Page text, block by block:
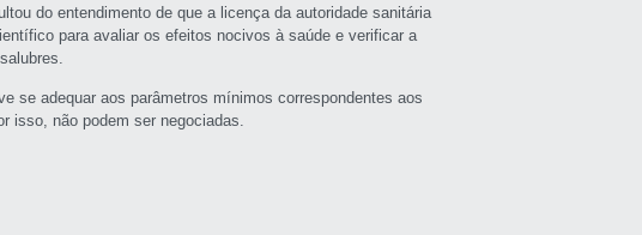
do entendimento de que a licença da autoridade sanitária
para avaliar os efeitos nocivos à saúde e verificar a
se adequar aos parâmetros mínimos correspondentes aos
isso, não podem ser negociadas.